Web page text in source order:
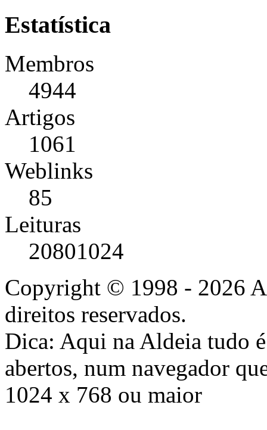
Estatística
Membros
4944
Artigos
1061
Weblinks
85
Leituras
20801024
Copyright © 1998 - 2026
direitos reservados.
Dica: Aqui na Aldeia tudo
abertos, num navegador
1024 x 768 ou maior